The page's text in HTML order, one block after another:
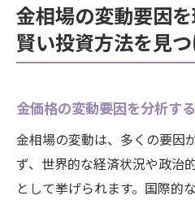
金相場の変動要因
賢い投資方法を見
金価格の変動要因を分析す
金相場の変動は、多くの要因
ず、世界的な経済状況や政治
として挙げられます。国際的